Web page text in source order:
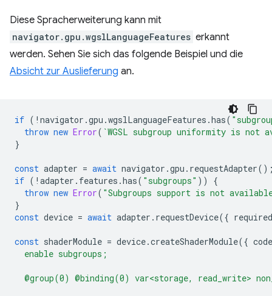
Diese Spracherweiterung kann mit
navigator.gpu.wgslLanguageFeatures erkannt
werden. Sehen Sie sich das folgende Beispiel und die
Absicht zur Auslieferung an.
if ( ! navigator .gpu .wgslLanguageFeatures .has(
throw new Error( `WGSL subgroup uniformity is not
}
const adapter = await navigator .gpu . requestAdapter
if ( ! adapter . features .has( "subgroups" ))
{
throw new Error( "Subgroups support is not
}
const device = await adapter . requestDevice({
const shaderModule = device.createShaderModule({ code
  enable subgroups;
@group(0) @binding(0) var<storage, read_write>